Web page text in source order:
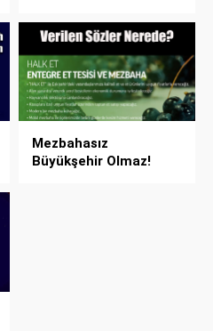
Mezbahasız
Büyükşehir Olmaz!